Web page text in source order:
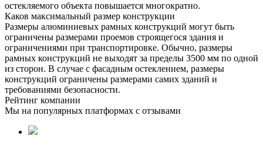
остекляемого объекта повышается многократно.
Каков максимальный размер конструкции
Размеры алюминиевых рамных конструкций могут быть
ограничены размерами проемов строящегося здания и
ограничениями при транспортировке. Обычно, размеры
рамных конструкций не выходят за пределы 3500 мм по одной
из сторон. В случае с фасадным остеклением, размеры
конструкций ограничены размерами самих зданий и
требованиями безопасности.
Рейтинг компании
Мы на популярных платформах с отзывами